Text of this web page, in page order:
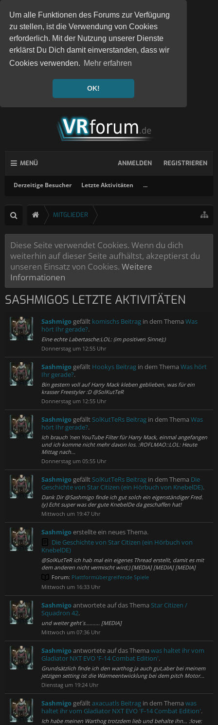
Um alle Funktionen des Forums zur Verfügung
zu stellen, ist die Verwendung von Cookies
erforderlich. Mit der Nutzung unserer Dienste
erklärst Du Dich damit einverstanden, dass wir
Cookies verwenden. Mehr erfahren
OK!
MENÜ
Derzeitige Besucher Letzte Aktivitäten ...
ANMELDEN REGISTRIEREN
MITGLIEDER
Diese Seite verwendet Cookies. Wenn du dich
weiterhin auf dieser Seite aufhältst, akzeptierst du
unseren Einsatz von Cookies. Weitere
Informationen
SASHMIGOS LETZTE AKTIVITÄTEN
Sashmigogefällt komischs Beitrag in dem Thema Was
hört Ihr gerade?.
Eine echte Labertasche:LOL: (im positiven Sinne);)
Donnerstag um 12:55 Uhr
Sashmigogefällt Hookys Beitrag in dem Thema Was hört
Ihr gerade?.
Bin gestern voll auf Harry Mack kleben geblieben, was für ein
krasser Freestyler :D @SolKutTeR
Donnerstag um 12:55 Uhr
Sashmigogefällt SolKutTeRs Beitrag in dem Thema Was
hört Ihr gerade?.
Ich brauch 'nen YouTube Filter für Harry Mack, einmal angefangen
und ich komme nicht mehr davon los. :ROFLMAO::LOL: Heute
Mittag nach...
Donnerstag um 05:55 Uhr
Sashmigogefällt SolKutTeRs Beitrag in dem Thema Die
Geschichte von Star Citizen (ein Hörbuch von KnebelDE).
Dank Dir @Sashmigo finde ich gut solch ein eigenständiger Fred.
(y) Echt super was der gute KnebelDe da geschaffen hat!
Mittwoch um 19:47 Uhr
Sashmigoerstellte ein neues Thema.
Die Geschichte von Star Citizen (ein Hörbuch von
KnebelDE)
@SolKutTeR ich hab mal ein eigenes Thread erstellt, damit es mit
dem anderen nicht vermischt wird;) [MEDIA] [MEDIA] [MEDIA]
Forum: Plattformübergreifende Spiele
Mittwoch um 16:33 Uhr
Sashmigoantwortete auf das Thema Star Citizen /
Squadron 42.
und weiter geht´s.......... [MEDIA]
Mittwoch um 07:36 Uhr
Sashmigoantwortete auf das Thema was haltet ihr vom
Gladiator NXT EVO 'F-14 Combat Edition'.
Grundsätzlich finde ich den warthog ja auch gut,aber bei meinem
jetzigen setting ist die Wärmeentwiicklung bei dem pitch Motor...
Dienstag um 19:24 Uhr
Sashmigogefälltaxacuatls Beitrag in dem Thema was
haltet ihr vom Gladiator NXT EVO 'F-14 Combat Edition'.
Ich habe meinen Warthog trotzdem lieb und behalte ihn… :love: